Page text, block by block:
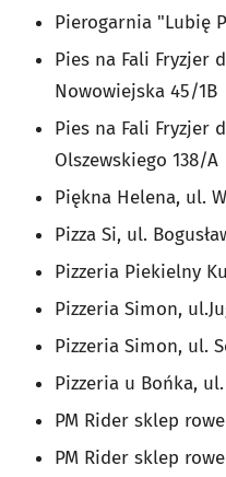
Pierogarnia "Lubię
Pies na Fali Fryzjer
Nowowiejska 45/1B
Pies na Fali Fryzjer
Olszewskiego 138/A
Piękna Helena, ul.
Pizza Si, ul.
Pizzeria Piekielny
Pizzeria Simon,
Pizzeria Simon, ul.
Pizzeria u Bońka,
PM Rider sklep
PM Rider sklep